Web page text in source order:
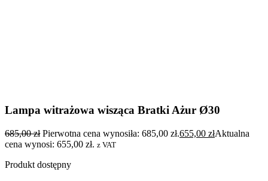
Lampa witrażowa wisząca Bratki Ażur Ø30
685,00zł Pierwotna cena wynosiła: 685,00 zł.655,00 złAktualna
cena wynosi: 655,00 zł. z VAT
Produkt dostępny